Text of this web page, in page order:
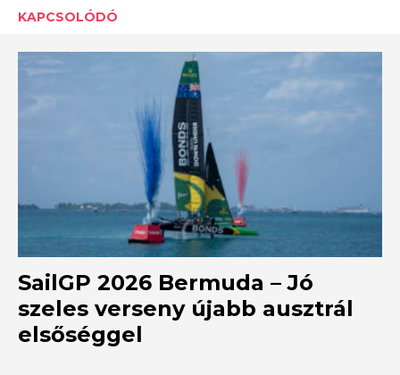
KAPCSOLÓDÓ
SailGP 2026 Bermuda – Jó
szeles verseny újabb ausztrál
elsőséggel